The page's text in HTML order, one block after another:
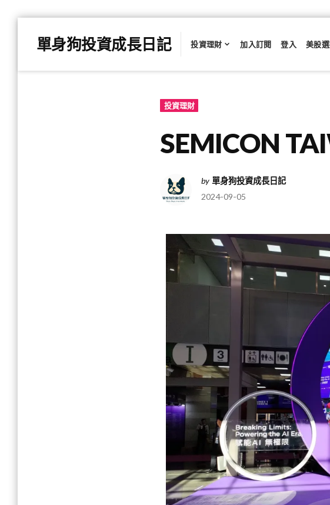
單身狗投資成長日記 投資理財 加入訂閱 登入 美股
投資理財
SEMICON
by 單身狗投資成長日記
2024-09-05